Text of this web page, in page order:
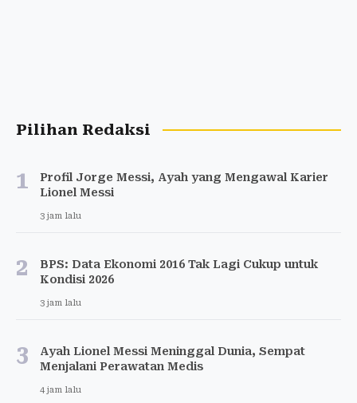
Pilihan Redaksi
1
Profil Jorge Messi, Ayah yang Mengawal Karier
Lionel Messi
3 jam lalu
2
BPS: Data Ekonomi 2016 Tak Lagi Cukup untuk
Kondisi 2026
3 jam lalu
3
Ayah Lionel Messi Meninggal Dunia, Sempat
Menjalani Perawatan Medis
4 jam lalu